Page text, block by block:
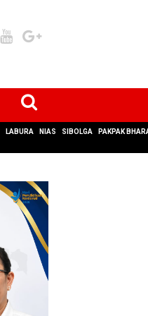
LABURA NIAS SIBOLGA PAKPAK